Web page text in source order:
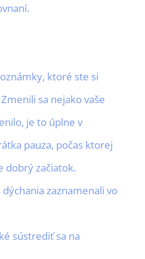
ktoré ste si
sa nejako vaše
je to úplne v
pauza, počas ktorej
dobrý začiatok.
zaznamenali vo
sústrediť sa na